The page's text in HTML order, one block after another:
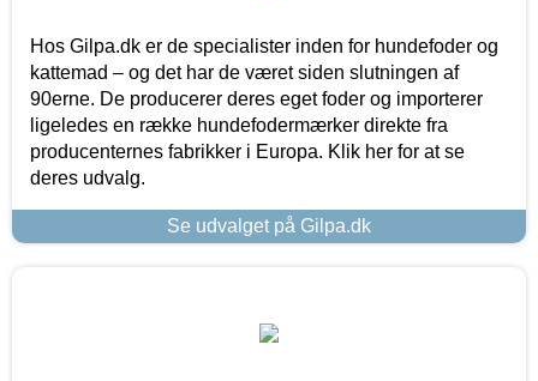
Hos Gilpa.dk er de specialister inden for hundefoder og
kattemad – og det har de været siden slutningen af
90erne. De producerer deres eget foder og importerer
ligeledes en række hundefodermærker direkte fra
producenternes fabrikker i Europa. Klik her for at se
deres udvalg.
Se udvalget på Gilpa.dk